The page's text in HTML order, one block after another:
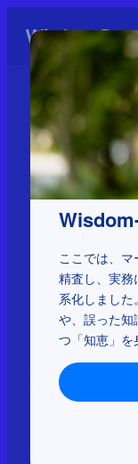
ここでは、
精査し、実
系化しまし
や、誤った知
つ「知恵」を